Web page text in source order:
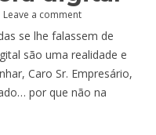
Leave a comment
se lhe falassem de
são uma realidade e
Caro Sr. Empresário,
por que não na